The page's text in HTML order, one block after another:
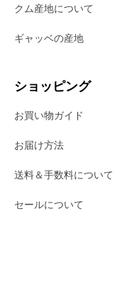
クム産地について
ギャッベの産地
ショッピング
お買い物ガイド
お届け方法
送料＆手数料について
セールについて